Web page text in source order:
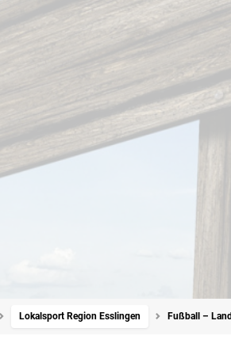
Lokalsport Region Esslingen Fußball –